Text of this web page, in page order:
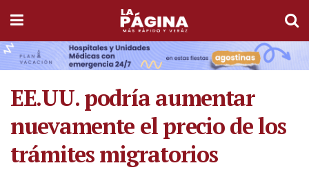
EE.UU. podría aumentar
nuevamente el precio de los
trámites migratorios